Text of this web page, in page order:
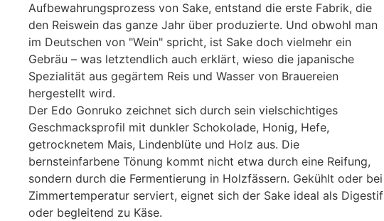
Aufbewahrungsprozess von Sake, entstand die erste Fabrik, die
den Reiswein das ganze Jahr über produzierte. Und obwohl man
im Deutschen von "Wein" spricht, ist Sake doch vielmehr ein
Gebräu – was letztendlich auch erklärt, wieso die japanische
Spezialität aus gegärtem Reis und Wasser von Brauereien
hergestellt wird.
Der Edo Gonruko zeichnet sich durch sein vielschichtiges
Geschmacksprofil mit dunkler Schokolade, Honig, Hefe,
getrocknetem Mais, Lindenblüte und Holz aus. Die
bernsteinfarbene Tönung kommt nicht etwa durch eine Reifung,
sondern durch die Fermentierung in Holzfässern. Gekühlt oder bei
Zimmertemperatur serviert, eignet sich der Sake ideal als Digestif
oder begleitend zu Käse.